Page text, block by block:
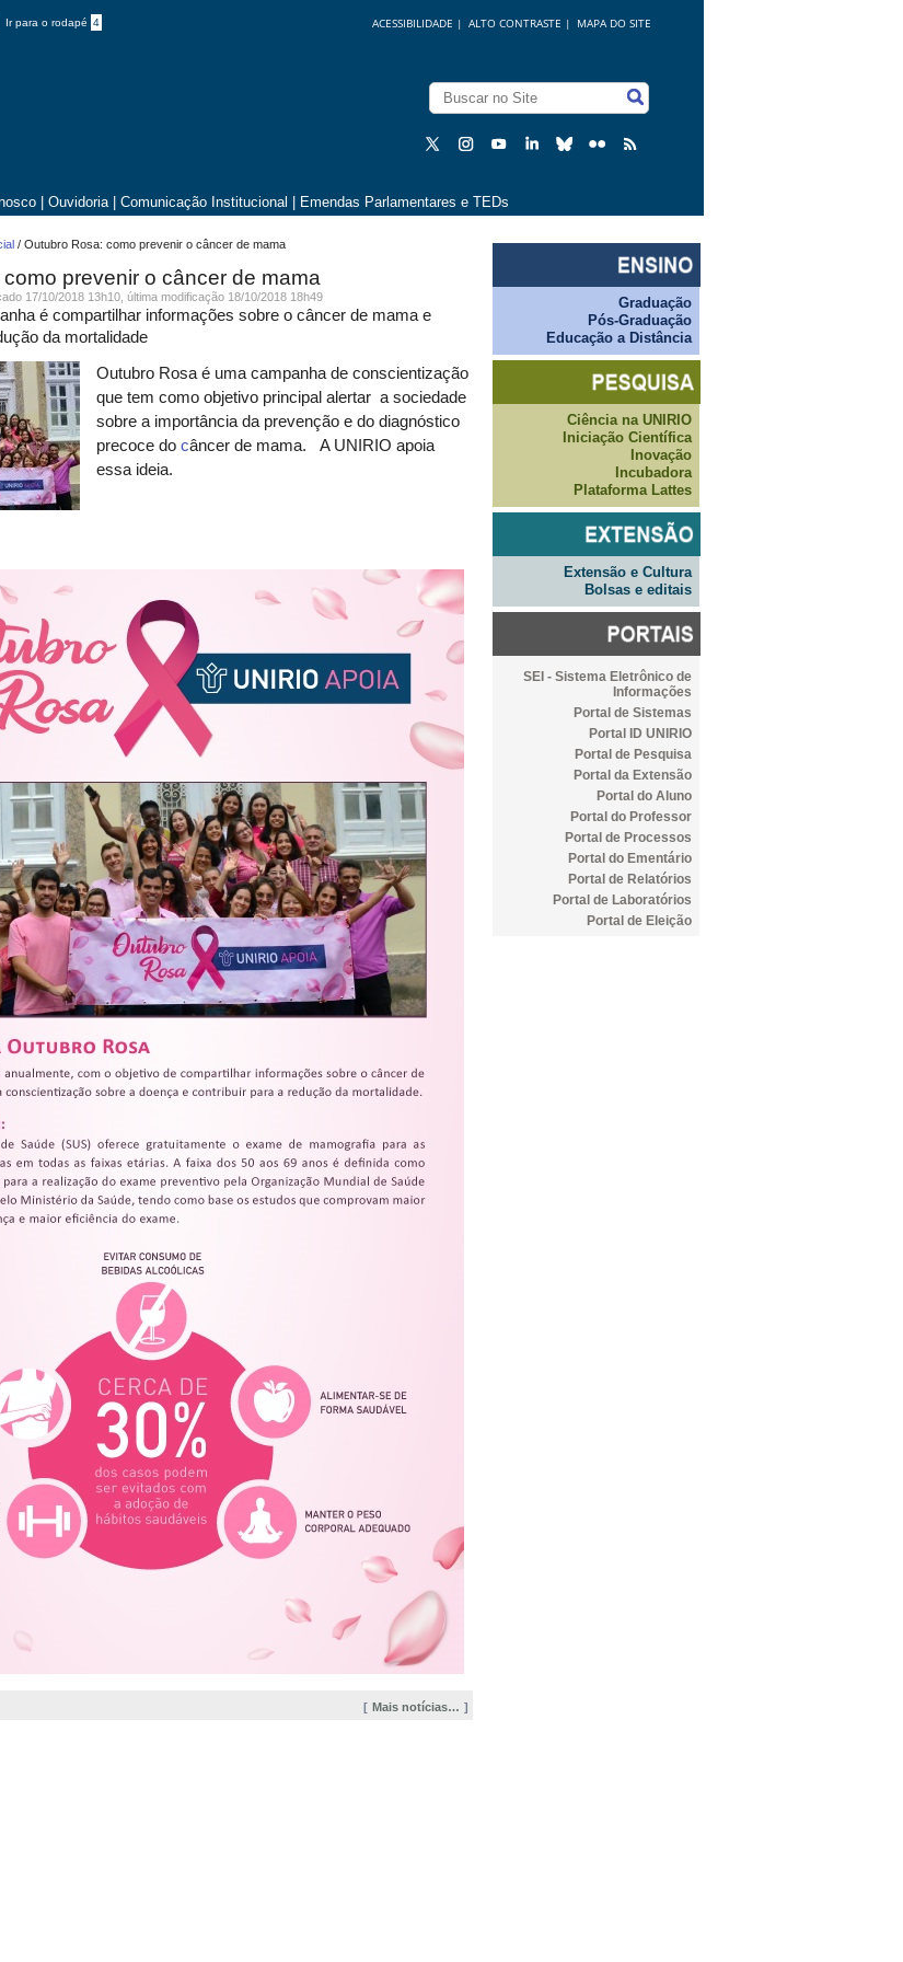
Ir para o rodapé 4 MAPA DO SITE
ALTO CONTRASTE |
ACESSIBILIDADE |
Ouvidoria Comunicação Institucional Emendas Parlamentares e TEDs
/Outubro Rosa: como prevenir o câncer de mama
prevenir o câncer de mama
17/10/2018 13h10,última modificação 18/10/2018 18h49
é compartilhar informações sobre o câncer de mama e
da mortalidade
Outubro Rosaé uma campanha de conscientização
que tem como objetivo principal alertar a sociedade
sobre a importância da prevenção e do diagnóstico
precoce docâncer de mama.
A UNIRIO apoia
essa ideia.
Mais notícias…
Graduação
Pós-Graduação
Educação a Distância
Ciência na UNIRIO
Iniciação Científica
Inovação
Incubadora
Plataforma Lattes
Extensão e Cultura
Bolsas e editais
SEI - Sistema Eletrônico de
Informações
Portal de Sistemas
Portal ID UNIRIO
Portal de Pesquisa
Portal da Extensão
Portal do Aluno
Portal do Professor
Portal de Processos
Portal do Ementário
Portal de Relatórios
Portal de Laboratórios
Portal de Eleição